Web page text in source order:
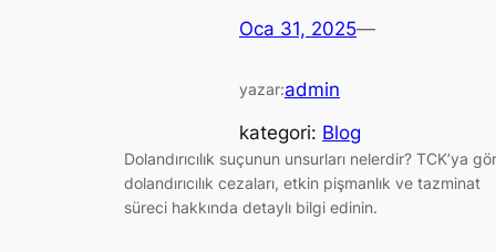
Oca 31, 2025—
yazar:admin
kategori: Blog
Dolandırıcılık suçunun unsurları nelerdir? TCK’ya
dolandırıcılık cezaları, etkin pişmanlık ve tazminat
süreci hakkında detaylı bilgi edinin.